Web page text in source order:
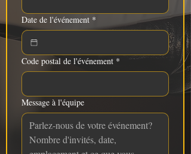
Date de l'événement *
Code postal de l'événement *
Message à l'équipe